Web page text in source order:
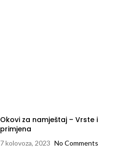
Okovi za namještaj – Vrste i
primjena
7 kolovoza, 2023 No Comments